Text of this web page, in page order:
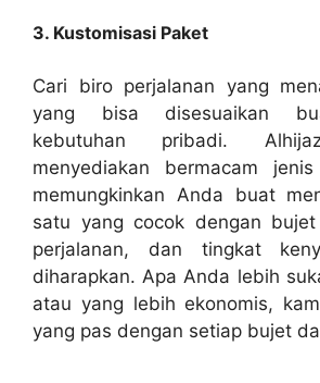
3. Kustomisasi Paket
Cari biro perjalanan yang
yang bisa disesuaikan
kebutuhan pribadi.
menyediakan bermacam
memungkinkan Anda buat
satu yang cocok dengan
perjalanan, dan tingkat
diharapkan. Apa Anda lebih
atau yang lebih ekonomis,
yang pas dengan setiap bujet